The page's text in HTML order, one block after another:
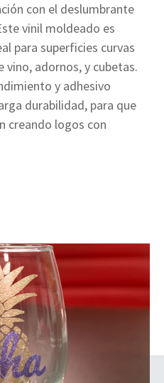
con el deslumbrante
vinil moldeado es
para superficies curvas
adornos, y cubetas.
y adhesivo
durabilidad, para que
creando logos con